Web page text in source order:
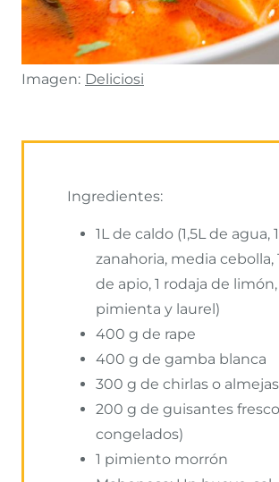
Imagen: Deliciosi
Ingredientes:
1L de caldo (1,5L de agua, 1
zanahoria, media cebolla,
de apio, 1 rodaja de limón,
pimienta y laurel)
400 g de rape
400 g de gamba blanca
300 g de chirlas o almejas
200 g de guisantes
congelados)
1 pimiento morrón